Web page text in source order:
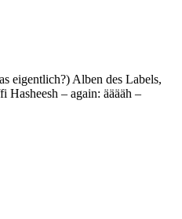
eigentlich?) Alben des Labels,
– again: ääääh –